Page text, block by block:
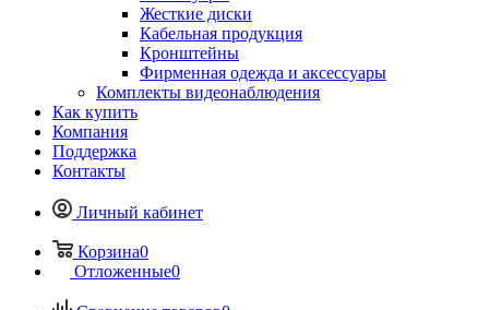
Жесткие диски
Кабельная продукция
Кронштейны
Фирменная одежда и аксессуары
Комплекты видеонаблюдения
Как купить
Компания
Поддержка
Контакты
Личный кабинет
Корзина0
Отложенные0